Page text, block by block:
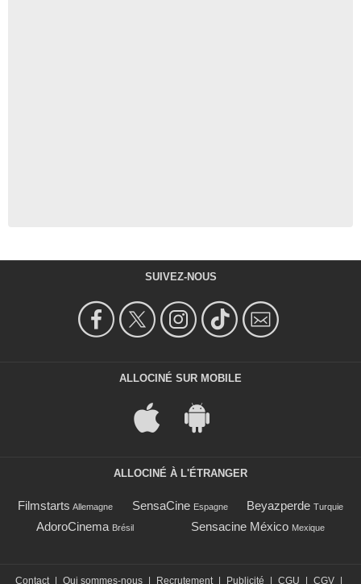
SUIVEZ-NOUS
ALLOCINÉ SUR MOBILE
ALLOCINÉ À L'ÉTRANGER
Filmstarts Allemagne SensaCine Espagne Beyazperde Turquie
AdoroCinema Brésil Sensacine México Mexique
Contact | Qui sommes-nous | Recrutement | Publicité | CGU | CGV |